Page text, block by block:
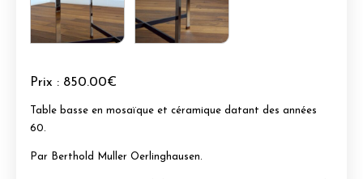
Prix : 850.00€
Table basse en mosaïque et céramique datant des années
60.
Par Berthold Muller Oerlinghausen.